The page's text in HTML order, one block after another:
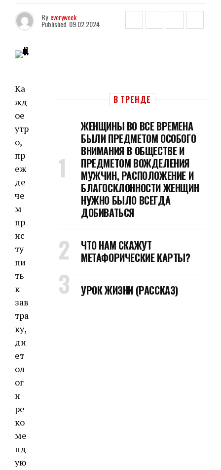
By everyweek
Published 09.02.2024
Ка
жд
ое
утр
о,
пр
еж
де
че
м
пр
ис
ту
пи
ть
к
зав
тра
ку,
ди
ет
ол
ог
и
ре
ко
ме
нд
ую
В ТРЕНДЕ
ЖЕНЩИНЫ ВО ВСЕ ВРЕМЕНА
БЫЛИ ПРЕДМЕТОМ ОСОБОГО
ВНИМАНИЯ В ОБЩЕСТВЕ И
ПРЕДМЕТОМ ВОЖДЕЛЕНИЯ
МУЖЧИН, РАСПОЛОЖЕНИЕ И
БЛАГОСКЛОННОСТИ ЖЕНЩИН
НУЖНО БЫЛО ВСЕГДА
ДОБИВАТЬСЯ
ЧТО НАМ СКАЖУТ
МЕТАФОРИЧЕСКИЕ КАРТЫ?
УРОК ЖИЗНИ (РАССКАЗ)